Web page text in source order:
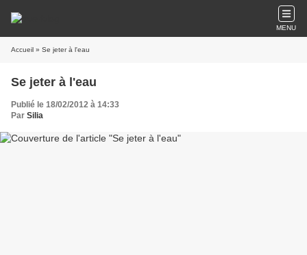
MENU
Accueil » Se jeter à l'eau
Se jeter à l'eau
Publié le 18/02/2012 à 14:33
Par Silia